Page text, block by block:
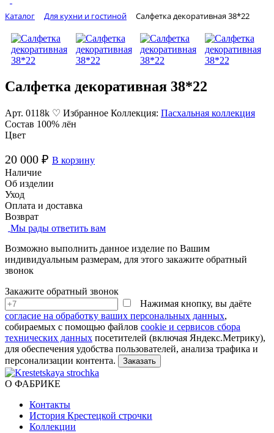
Каталог Для кухни и гостиной Салфетка декоративная 38*22
Салфетка декоративная 38*22
Арт. 0118k ♡ Избранное Коллекция: Пасхальная коллекция
Состав 100% лён
Цвет
20 000 ₽ В корзину
Наличие
Об изделии
Уход
Оплата и доставка
Возврат
Мы рады ответить вам
Возможно выполнить данное изделие по Вашим
индивидуальным размерам, для этого закажите обратный
звонок
Закажите обратный звонок
Нажимая кнопку, вы даёте
согласие на обработку ваших персональных данных,
собираемых с помощью файлов cookie и сервисов сбора
технических данных посетителей (включая Яндекс.Метрику),
для обеспечения удобства пользователей, анализа трафика и
персонализации контента.
О ФАБРИКЕ
Контакты
История Крестецкой строчки
Коллекции